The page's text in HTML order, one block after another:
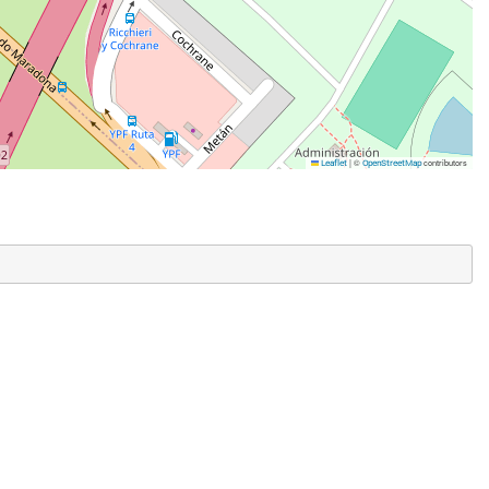
Leaflet |© OpenStreetMapcontributors